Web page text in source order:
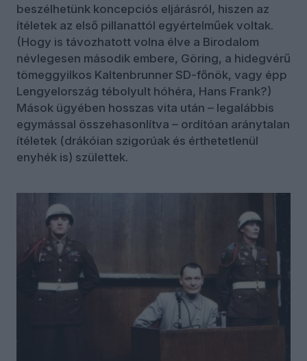
beszélhetünk koncepciós eljárásról, hiszen az
ítéletek az első pillanattól egyértelműek voltak.
(Hogy is távozhatott volna élve a Birodalom
névlegesen második embere, Göring, a hidegvérű
tömeggyilkos Kaltenbrunner SD-főnök, vagy épp
Lengyelország tébolyult hóhéra, Hans Frank?)
Mások ügyében hosszas vita után – legalábbis
egymással összehasonlítva – ordítóan aránytalan
ítéletek (drákóian szigorúak és érthetetlenül
enyhék is) születtek.